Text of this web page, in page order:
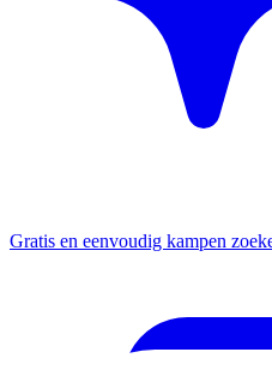
Gratis en eenvoudig kampen